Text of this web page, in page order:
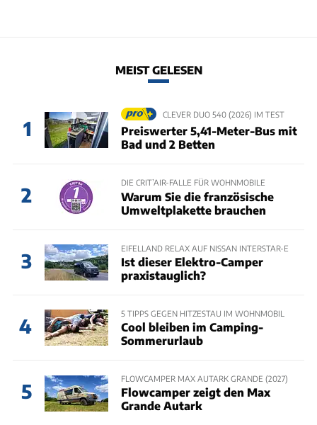
MEIST GELESEN
1
CLEVER DUO 540 (2026) IM TEST
Preiswerter 5,41-Meter-Bus mit
Bad und 2 Betten
2
DIE CRIT’AIR-FALLE FÜR WOHNMOBILE
Warum Sie die französische
Umweltplakette brauchen
3
EIFELLAND RELAX AUF NISSAN INTERSTAR-E
Ist dieser Elektro-Camper
praxistauglich?
4
5 TIPPS GEGEN HITZESTAU IM WOHNMOBIL
Cool bleiben im Camping-
Sommerurlaub
5
FLOWCAMPER MAX AUTARK GRANDE (2027)
Flowcamper zeigt den Max
Grande Autark